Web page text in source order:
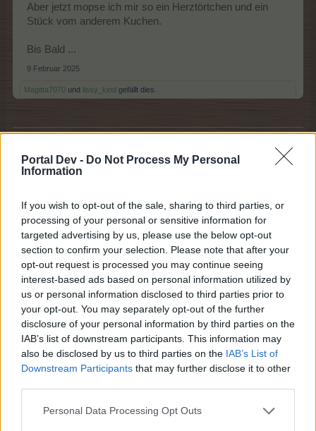
Portal Dev - Do Not Process My Personal
Information
If you wish to opt-out of the sale, sharing to third parties, or
processing of your personal or sensitive information for
targeted advertising by us, please use the below opt-out
section to confirm your selection. Please note that after your
opt-out request is processed you may continue seeing
interest-based ads based on personal information utilized by
us or personal information disclosed to third parties prior to
your opt-out. You may separately opt-out of the further
disclosure of your personal information by third parties on the
IAB’s list of downstream participants. This information may
also be disclosed by us to third parties on the IAB’s List of
Downstream Participants that may further disclose it to other
Personal Data Processing Opt Outs
Aber jetzt mopse ich mir so ein Herztörtchen und ein
Stück vom anderem Kuchen.
Bis Bald ...
9 Februar 2025
Magitta7070 und lissy_kind gefällt dies.
S-Moderator
Team Farmerama DE
Guten Abend ihr zwei
.
Hoffe ihr hattet einen schönen Sonntag, und zum Abend
schnappe ich mir ein Stück Kuchen . Danke dafür
@Magitta7070
Zitat von Horatio-Mac:↑
Fazit: es hat sich nichts geändert.
Ach mensch, das ist aber auch alles andere als schön
.
9 Februar 2025